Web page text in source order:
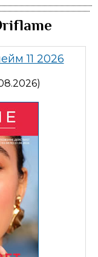
11 2026